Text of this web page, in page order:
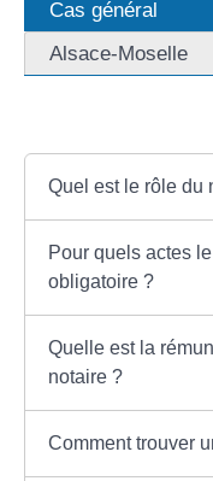
Cas général
Alsace-Moselle
Quel est le rôle du
Pour quels actes
obligatoire ?
Quelle est la
notaire ?
Comment trouver